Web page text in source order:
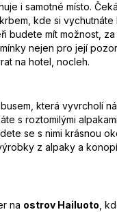
i samotné místo.
kde si
budete mít možnost,
nejen pro její
na hotel, nocleh.
která vyvrcholí
s roztomilými
se s nimi krásnou
z alpaky a
na ostrov Hailuoto ,